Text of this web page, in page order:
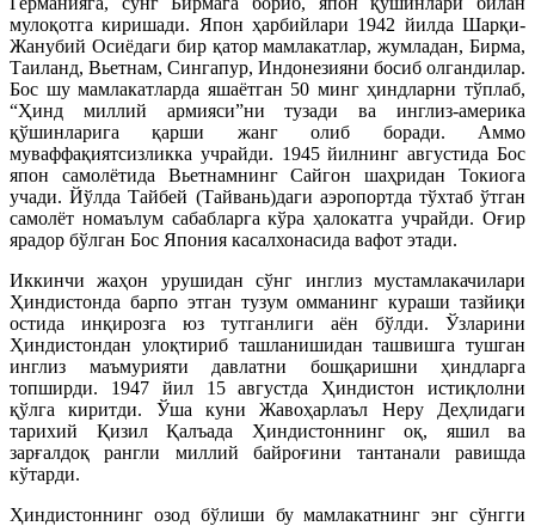
мулоқотга киришади. Япон ҳарбийлари 1942 йилда Шарқи-
Жанубий Осиёдаги бир қатор мамлакатлар, жумладан, Бирма,
Таиланд, Вьетнам, Сингапур, Индонезияни босиб олгандилар.
Бос шу мамлакатларда яшаётган 50 минг ҳиндларни тўплаб,
“Ҳинд миллий армияси”ни тузади ва инглиз-америка
қўшинларига қарши жанг олиб боради. Аммо
муваффақиятсизликка учрайди. 1945 йилнинг августида Бос
япон самолётида Вьетнамнинг Сайгон шаҳридан Токиога
учади. Йўлда Тайбей (Тайвань)даги аэропортда тўхтаб ўтган
самолёт номаълум сабабларга кўра ҳалокатга учрайди. Оғир
ярадор бўлган Бос Япония касалхонасида вафот этади.
Иккинчи жаҳон урушидан сўнг инглиз мустамлакачилари
Ҳиндистонда барпо этган тузум омманинг кураши тазйиқи
остида инқирозга юз тутганлиги аён бўлди. Ўзларини
Ҳиндистондан улоқтириб ташланишидан ташвишга тушган
инглиз маъмурияти давлатни бошқаришни ҳиндларга
топширди. 1947 йил 15 августда Ҳиндистон истиқлолни
қўлга киритди. Ўша куни Жавоҳарлаъл Неру Деҳлидаги
тарихий Қизил Қалъада Ҳиндистоннинг оқ, яшил ва
зарғалдоқ рангли миллий байроғини тантанали равишда
кўтарди.
Ҳиндистоннинг озод бўлиши бу мамлакатнинг энг сўнгги